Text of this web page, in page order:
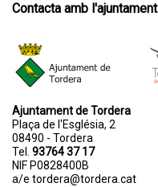
Contacta amb l'ajuntament
Ajuntament de Tordera
Plaça de l'Església, 2
08490 - Tordera
Tel. 93764 37 17
NIF P0828400B
a/e tordera@tordera.cat